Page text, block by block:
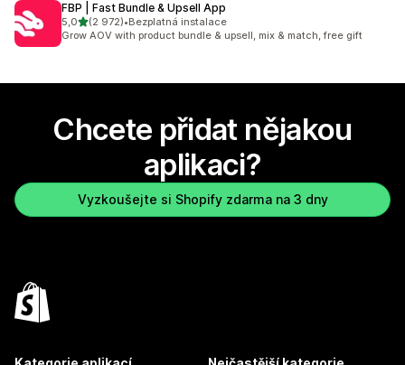
FBP | Fast Bundle & Upsell App
5,0z 5 hvězd
(2 972)
Celkový počet recenzí: 2972
•Bezplatná instalace
Grow AOV with product bundle & upsell, mix & match, free gift
Chcete přidat nějakou
aplikaci?
Vyzkoušejte si Shopify zdarma na 3 dny